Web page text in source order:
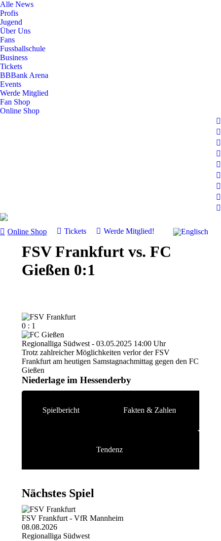
Alle News
Profis
Jugend
Über Uns
Fans
Fussballschule
Business
Tickets
BBBank Arena
Events
Werde Mitglied
Fan Shop
Online Shop
Online Shop Tickets Werde Mitglied!
FSV Frankfurt vs. FC
Gießen 0:1
0 : 1
Regionalliga Südwest - 03.05.2025 14:00 Uhr
Trotz zahlreicher Möglichkeiten verlor der FSV
Frankfurt am heutigen Samstagnachmittag gegen den FC
Gießen
Niederlage im Hessenderby
Spielbericht Fakten & Zahlen
Tendenz
Nächstes Spiel
FSV Frankfurt - VfR Mannheim
08.08.2026
Regionalliga Südwest